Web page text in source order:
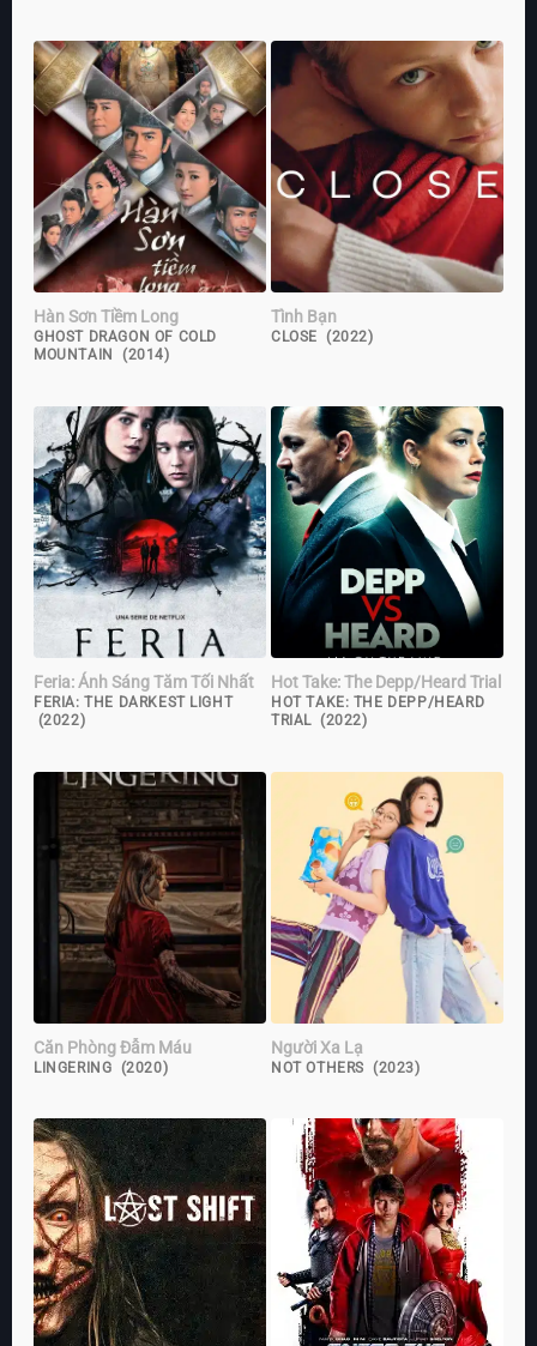
Hàn Sơn Tiềm Long
GHOST DRAGON OF COLD
MOUNTAIN (2014)
Tình Bạn
CLOSE (2022)
Feria: Ánh Sáng Tăm Tối Nhất
FERIA: THE DARKEST LIGHT
(2022)
Hot Take: The Depp/Heard Trial
HOT TAKE: THE DEPP/HEARD
TRIAL (2022)
Căn Phòng Đẫm Máu
LINGERING (2020)
Người Xa Lạ
NOT OTHERS (2023)